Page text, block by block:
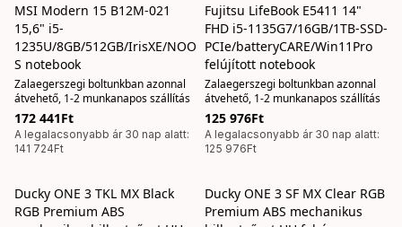
MSI Modern 15 B12M-021
15,6" i5-
1235U/8GB/512GB/IrisXE/NOO
S notebook
Zalaegerszegi boltunkban azonnal
átvehető, 1-2 munkanapos szállítás
172 441Ft
A legalacsonyabb ár 30 nap alatt:
141 724Ft
Fujitsu LifeBook E5411 14"
FHD i5-1135G7/16GB/1TB-SSD-
PCIe/batteryCARE/Win11Pro
felújított notebook
Zalaegerszegi boltunkban azonnal
átvehető, 1-2 munkanapos szállítás
125 976Ft
A legalacsonyabb ár 30 nap alatt:
125 976Ft
AKCIÓS
Ducky ONE 3 TKL MX Black
RGB Premium ABS
AKCIÓS
Ducky ONE 3 SF MX Clear RGB
Premium ABS mechanikus